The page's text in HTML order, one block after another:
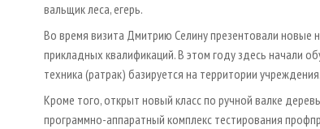
вальщик леса, егерь.
Во время визита Дмитрию Селину презентовали новые
прикладных квалификаций. В этом году здесь начали
техника (ратрак) базируется на территории учреждения.
Кроме того, открыт новый класс по ручной валке
программно-аппаратный комплекс тестирования